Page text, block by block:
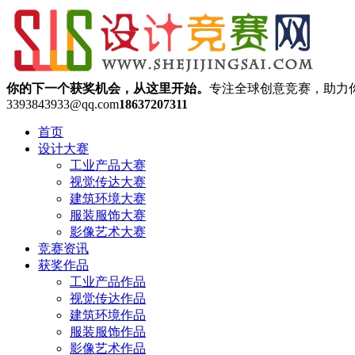
你的下一个获奖机会，从这里开始。 专注全球创意竞赛，助力
3393843933@qq.com18637207311
首页
设计大赛
工业产品大赛
视觉传达大赛
建筑环境大赛
服装服饰大赛
影像艺术大赛
竞赛资讯
获奖作品
工业产品作品
视觉传达作品
建筑环境作品
服装服饰作品
影像艺术作品